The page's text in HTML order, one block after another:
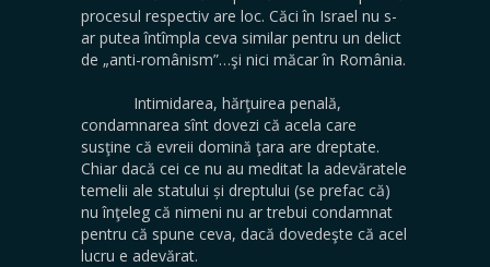
procesul respectiv are loc. Căci în Israel nu s-
ar putea întîmpla ceva similar pentru un delict
de „anti-românism”…şi nici măcar în România.
Intimidarea, hărţuirea penală,
condamnarea sînt dovezi că acela care
susţine că evreii domină ţara are dreptate.
Chiar dacă cei ce nu au meditat la adevăratele
temelii ale statului și dreptului (se prefac că)
nu înţeleg că nimeni nu ar trebui condamnat
pentru că spune ceva, dacă dovedeşte că acel
lucru e adevărat.